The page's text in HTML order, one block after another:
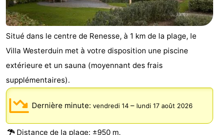
Oase
Duinoord
-
Ginsterveld
-
Julianahoeve
Livingstone
-
Port
Greve
Port
-
Situé dans le centre de Renesse, à 1 km de la plage, le
Villa Westerduin met à votre disposition une piscine
extérieure et un sauna (moyennant des frais
supplémentaires).
Dernière minute: vendredi 14 – lundi 17 août 2026
Distance de la plage: ±950 m.